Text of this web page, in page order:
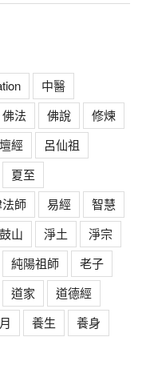
中醫
佛法 佛說
修煉
經
呂仙祖
夏至
師 易經
智慧
山 淨土
淨宗
純陽祖師
老子
道家
道德經
養生
養身